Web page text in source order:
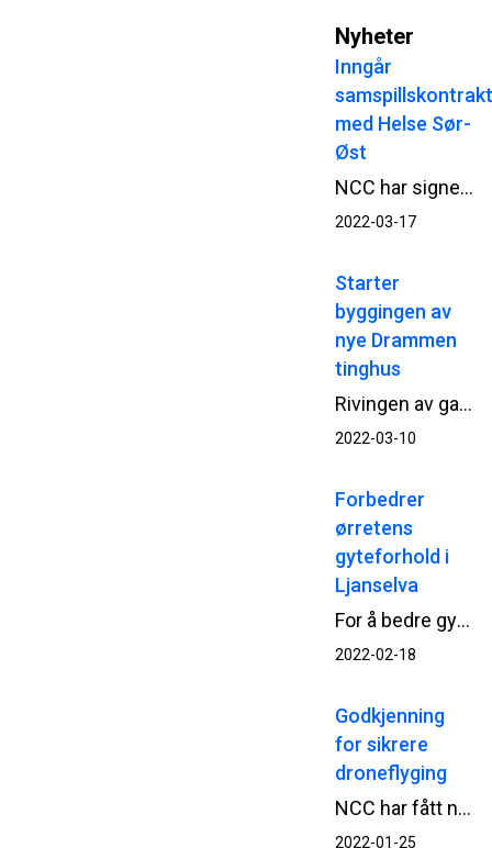
Nyheter
Inngår
samspillskontrakt
med Helse Sør-
Øst
NCC har signert samspillskontrakt med Helse Sør-Øst RHF for utvikling av Ny sikkerhetspsykiatri på Ila i Bærum. Samspillsarbeidet starter opp umiddelbart.
2022-03-17
Starter
byggingen av
nye Drammen
tinghus
Rivingen av gamle Park hotell i Drammen er gjennomført. Nå starter Statsbygg og NCC opp betongarbeidene til det nye tinghuset.
2022-03-10
Forbedrer
ørretens
gyteforhold i
Ljanselva
For å bedre gyteforholdene for ørreten i Ljanselva i Oslo, har NCC Område Oslo nylig utført habitatforbedring.
2022-02-18
Godkjenning
for sikrere
droneflyging
NCC har fått ny godkjenning for fortsatt droneflyging i sine anleggsprosjekt, etter at nye, strengere europeiske regler for å fly drone begynte å gjelde fra nyttår.
2022-01-25